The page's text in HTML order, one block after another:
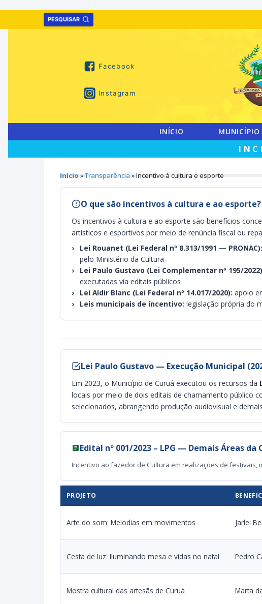
to
PESQUISAR
Facebook
Instagram
INÍCIO MUNICÍPIO
Início »Transparência » Incentivo à cultura e esporte
O que são incentivos à cultura e ao esporte?
Os incentivos à cultura e ao esporte são benefícios
artísticos e esportivos por meio de renúncia fiscal ou
Lei Rouanet (Lei Federal nº 8.313/1991 — PRONAC):
pelo Ministério da Cultura
Lei Paulo Gustavo (Lei Complementar nº 195/
executadas via editais públicos
Lei Aldir Blanc (Lei Federal nº 14.017/2020): apoio
Leis municipais de incentivo: legislação própria do
Lei Paulo Gustavo — Execução Municipal
Em 2023, o Município de Curuá executou os recursos da
locais por meio de dois editais de chamamento público
selecionados, abrangendo produção audiovisual e
Edital nº 001/2023 – LPG — Demais Áreas da
Incentivo ao fazedor de Cultura em realizações de
PROJETO
Arte do som: Melodias em movimentos Jarlei
Cesta de luz: Iluminando mesa e vidas no natal Pedro
Mostra cultural das artesãs de Curuá Marta